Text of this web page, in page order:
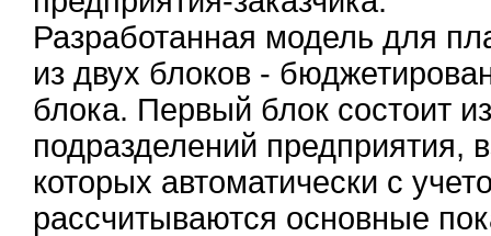
Разработанная модель для
из двух блоков -
блока. Первый блок состоит
подразделений предприятия,
которых автоматически с
рассчитываются основные